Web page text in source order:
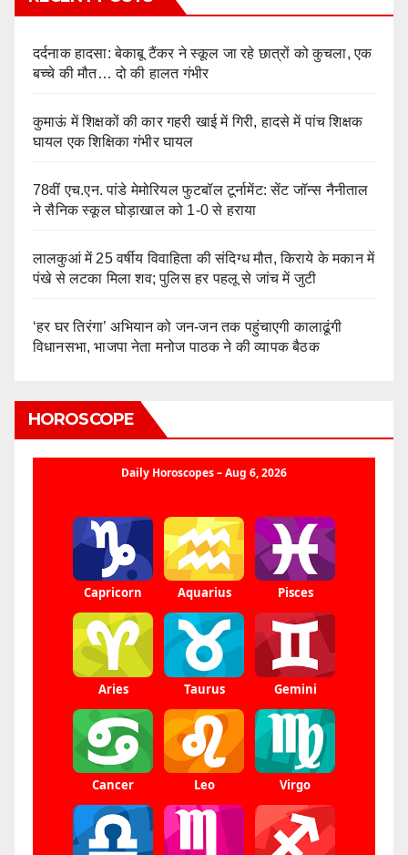
दर्दनाक हादसा: बेकाबू टैंकर ने स्कूल जा रहे छात्रों को कुचला, एक
बच्चे की मौत… दो की हालत गंभीर
कुमाऊं में शिक्षकों की कार गहरी खाई में गिरी, हादसे में पांच शिक्षक
घायल एक शिक्षिका गंभीर घायल
78वीं एच.एन. पांडे मेमोरियल फुटबॉल टूर्नामेंट: सेंट जॉन्स नैनीताल
ने सैनिक स्कूल घोड़ाखाल को 1-0 से हराया
लालकुआं में 25 वर्षीय विवाहिता की संदिग्ध मौत, किराये के मकान में
पंखे से लटका मिला शव; पुलिस हर पहलू से जांच में जुटी
‘हर घर तिरंगा’ अभियान को जन-जन तक पहुंचाएगी कालाढूंगी
विधानसभा, भाजपा नेता मनोज पाठक ने की व्यापक बैठक
HOROSCOPE